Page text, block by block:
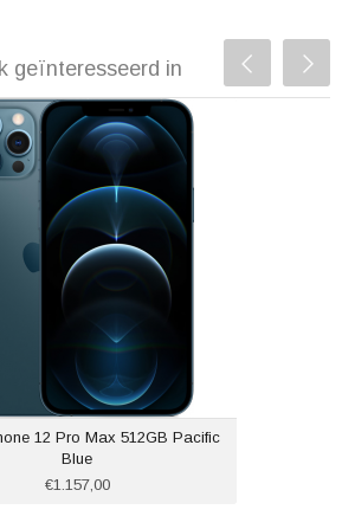
geïnteresseerd in
12 Pro Max 512GB Pacific
Blue
€1.157,00